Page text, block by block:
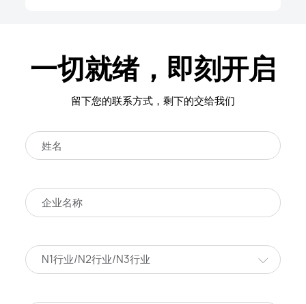
一切就绪，即刻开启
留下您的联系方式，剩下的交给我们
N1行业/N2行业/N3行业